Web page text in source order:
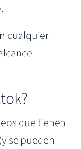
cualquier
que tienen
se pueden